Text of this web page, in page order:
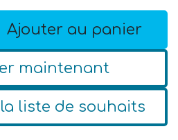
Ajouter au panier
maintenant
liste de souhaits